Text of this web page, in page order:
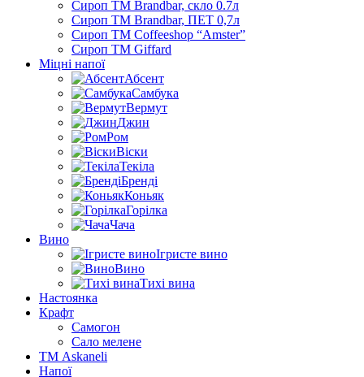
Сироп TM Brandbar, скло 0.7л
Сироп TM Brandbar, ПЕТ 0,7л
Сироп TM Coffeeshop “Amster”
Сироп TM Giffard
Міцні напої
Абсент
Самбука
Вермут
Джин
Ром
Віски
Текіла
Бренді
Коньяк
Горілка
Чача
Вино
Ігристе вино
Вино
Тихі вина
Настоянка
Крафт
Самогон
Сало мелене
ТМ Askaneli
Напої